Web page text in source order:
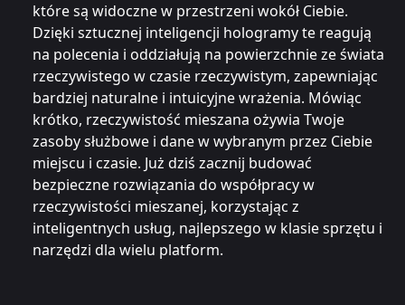
które są widoczne w przestrzeni wokół Ciebie.
Dzięki sztucznej inteligencji hologramy te reagują
na polecenia i oddziałują na powierzchnie ze świata
rzeczywistego w czasie rzeczywistym, zapewniając
bardziej naturalne i intuicyjne wrażenia. Mówiąc
krótko, rzeczywistość mieszana ożywia Twoje
zasoby służbowe i dane w wybranym przez Ciebie
miejscu i czasie. Już dziś zacznij budować
bezpieczne rozwiązania do współpracy w
rzeczywistości mieszanej, korzystając z
inteligentnych usług, najlepszego w klasie sprzętu i
narzędzi dla wielu platform.